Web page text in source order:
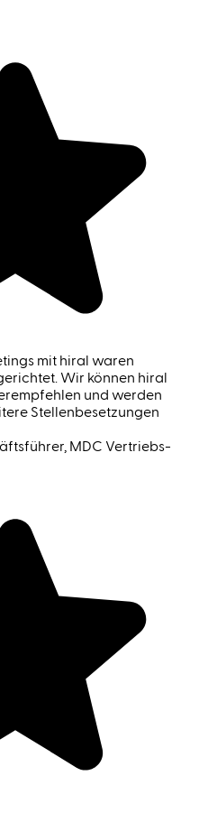
mit hiral waren
Wir können hiral
und werden
Stellenbesetzungen
MDC Vertriebs-